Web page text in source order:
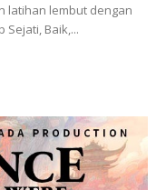
latihan lembut dengan
Baik,...